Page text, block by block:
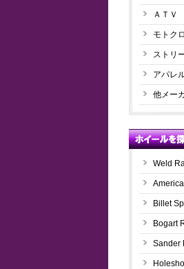
ＡＴＶ
モトク
ストリ
アパレ
他メー
Weld
Billet
Bogart
Sander